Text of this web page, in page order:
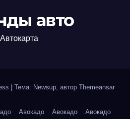
авто
Автокарта
Тема: Newsup, автор Themeansar
Авокадо Авокадо Авокадо